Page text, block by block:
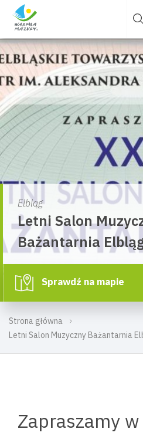
Skip
Strona główna
Letni Salon Muzyczny Bażantarnia
Elbląg
Letni Salon
Bażantarnia
Sprawdź na mapie
Zapraszamy